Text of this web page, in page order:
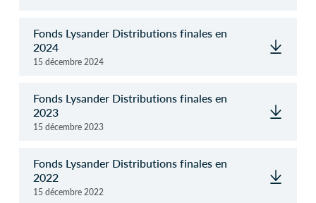
Fonds Lysander Distributions finales en
2024
15 décembre 2024
Fonds Lysander Distributions finales en
2023
15 décembre 2023
Fonds Lysander Distributions finales en
2022
15 décembre 2022